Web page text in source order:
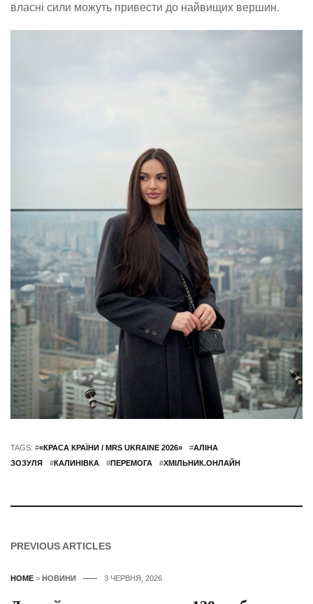
власні сили можуть привести до найвищих вершин.
TAGS: #«КРАСА КРАЇНИ / MRS UKRAINE 2026» #АЛІНА
ЗОЗУЛЯ
#КАЛИНІВКА #ПЕРЕМОГА #ХМІЛЬНИК.ОНЛАЙН
PREVIOUS ARTICLES
HOME > НОВИНИ 3 ЧЕРВНЯ, 2026